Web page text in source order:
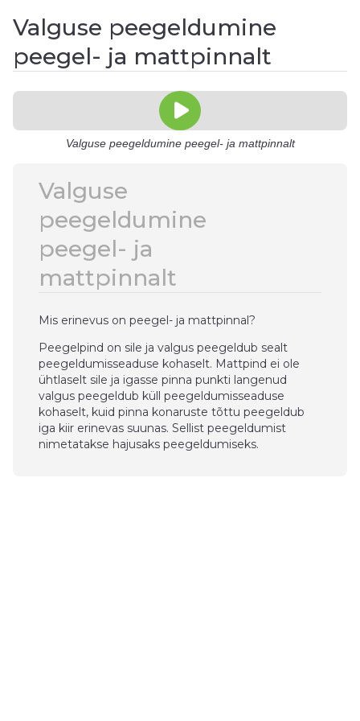
Valguse peegeldumine
peegel- ja mattpinnalt
Valguse peegeldumine peegel- ja mattpinnalt
Valguse
peegeldumine
peegel- ja
mattpinnalt
Mis erinevus on peegel- ja mattpinnal?
Peegelpind on sile ja valgus peegeldub sealt
peegeldumisseaduse kohaselt. Mattpind ei ole
ühtlaselt sile ja igasse pinna punkti langenud
valgus peegeldub küll peegeldumisseaduse
kohaselt, kuid pinna konaruste tõttu peegeldub
iga kiir erinevas suunas. Sellist peegeldumist
nimetatakse hajusaks peegeldumiseks.